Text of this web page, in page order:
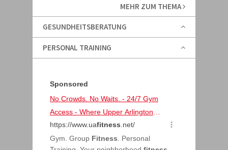
MEHR ZUM THEMA
GESUNDHEITSBERATUNG
PERSONAL TRAINING